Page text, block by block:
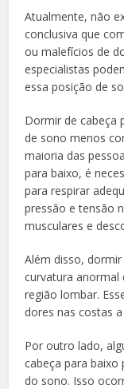
Atualmente, não
conclusiva que
ou malefícios de
especialistas
essa posição de
Dormir de cabeça
de sono menos
maioria das
para baixo, é
para respirar
pressão e tensão
musculares e
Além disso,
curvatura anormal
região lombar.
dores nas costas
Por outro lado,
cabeça para baixo
do sono. Isso